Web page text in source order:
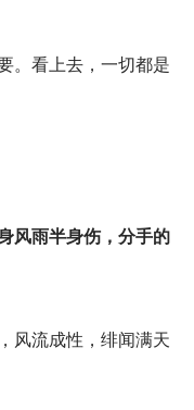
。看上去，一切都是
风雨半身伤，分手的
风流成性，绯闻满天